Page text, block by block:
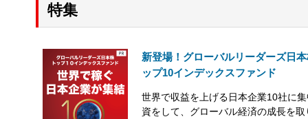
特集
新登場！グローバルリーダーズ日
ップ10インデックスファンド
世界で収益を上げる日本企業10社に
資をして、グローバル経済の成長を取